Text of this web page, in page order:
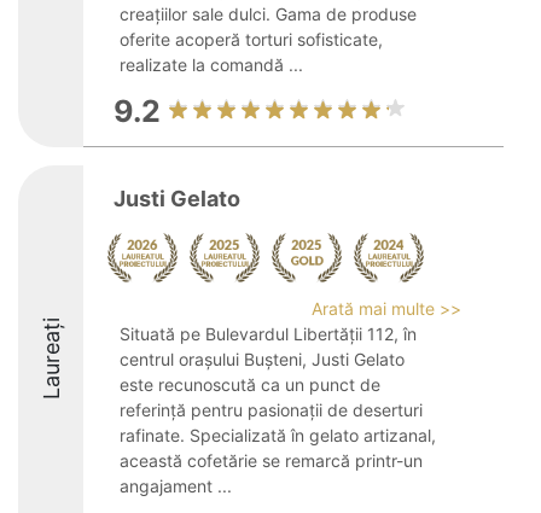
creațiilor sale dulci. Gama de produse
oferite acoperă torturi sofisticate,
realizate la comandă ...
9.2
Laureați
Justi Gelato
Arată mai multe >>
Situată pe Bulevardul Libertății 112, în
centrul orașului Bușteni, Justi Gelato
este recunoscută ca un punct de
referință pentru pasionații de deserturi
rafinate. Specializată în gelato artizanal,
această cofetărie se remarcă printr-un
angajament ...